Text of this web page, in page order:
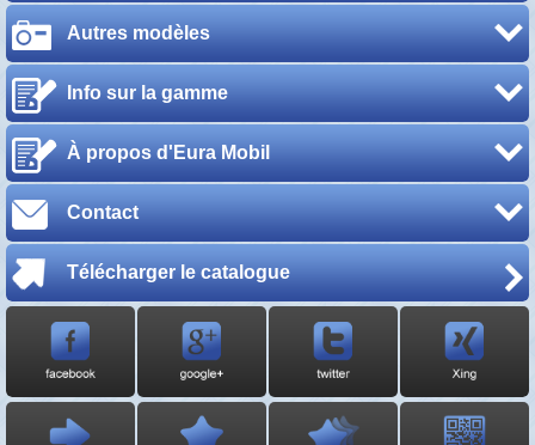
Autres modèles
Info sur la gamme
À propos d'Eura Mobil
Contact
Télécharger le catalogue